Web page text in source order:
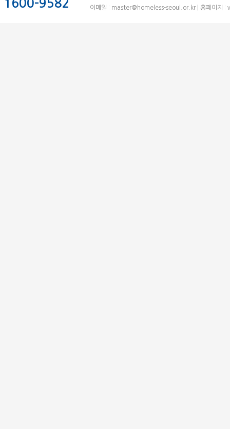
1600-9582
이메일 : master@homeless-seoul.or.kr| 홈페이지 :